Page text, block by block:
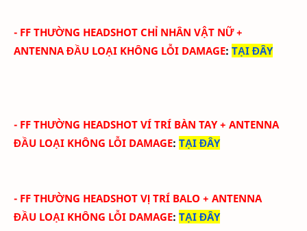
- FF THƯỜNG HEADSHOT CHỈ NHÂN VẬT NỮ+
ANTENNA ĐẦU LOẠI KHÔNG LỖI DAMAGE: TẠI ĐÂY
- FF THƯỜNG HEADSHOT VÍ TRÍ BÀN TAY+ ANTENNA
ĐẦU LOẠI KHÔNG LỖI DAMAGE: TẠI ĐÂY
- FF THƯỜNG HEADSHOT VỊ TRÍ BALO + ANTENNA
ĐẦU LOẠI KHÔNG LỖI DAMAGE: TẠI ĐÂY